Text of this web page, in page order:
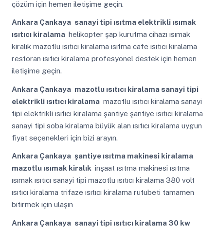
çözüm için hemen iletişime geçin.
Ankara Çankaya sanayi tipi ısıtma elektrikli ısımak
ısıtıcı kiralama helikopter şap kurutma cihazı ısımak
kiralık mazotlu ısıtıcı kiralama ısıtma cafe ısıtıcı kiralama
restoran ısıtıcı kiralama profesyonel destek için hemen
iletişime geçin.
Ankara Çankaya mazotlu ısıtıcı kiralama sanayi tipi
elektrikli ısıtıcı kiralama mazotlu ısıtıcı kiralama sanayi
tipi elektrikli ısıtıcı kiralama şantiye şantiye ısıtıcı kiralama
sanayi tipi soba kiralama büyük alan ısıtıcı kiralama uygun
fiyat seçenekleri için bizi arayın.
Ankara Çankaya şantiye ısıtma makinesi kiralama
mazotlu ısımak kiralık inşaat ısıtma makinesi ısıtma
ısımak ısıtıcı sanayi tipi mazotlu ısıtıcı kiralama 380 volt
ısıtıcı kiralama trifaze ısıtıcı kiralama rutubeti tamamen
bitirmek için ulaşın
Ankara Çankaya sanayi tipi ısıtıcı kiralama 30 kw